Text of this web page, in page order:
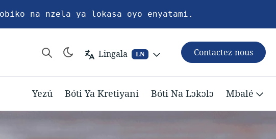
na nzela ya lokasa oyo enyatami.
Lingala LN Contactez-nous
Yezú Bóti Ya Kretiyani Bóti Na Lɔkɔlɔ Mbalé